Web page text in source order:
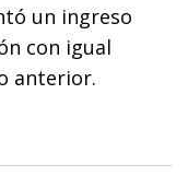
un ingreso
con igual
anterior.